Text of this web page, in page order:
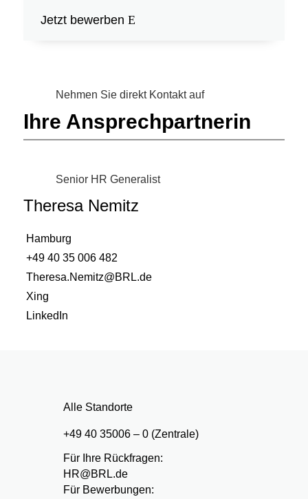
Jetzt bewerben
Nehmen Sie direkt Kontakt auf
Ihre Ansprechpartnerin
Senior HR Generalist
Theresa Nemitz
Hamburg
+49 40 35 006 482
Theresa.Nemitz@BRL.de
Xing
LinkedIn
Alle Standorte
+49 40 35006 – 0 (Zentrale)
Für Ihre Rückfragen:
HR@BRL.de
Für Bewerbungen: